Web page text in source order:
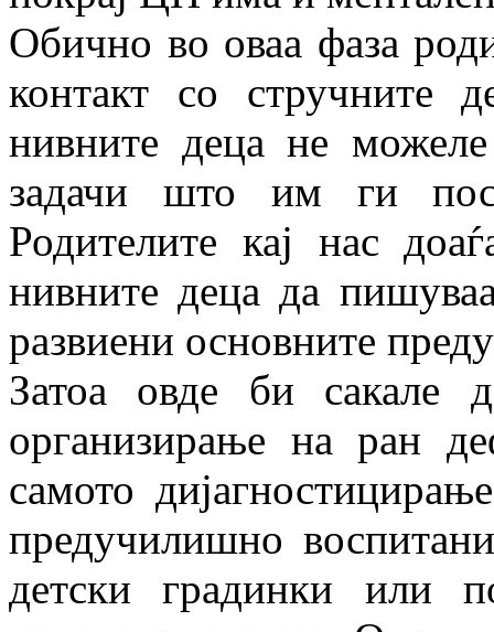
Обично во оваа фаза
контакт со стручните
нивните деца не
задачи што им ги
Родителите кај нас
нивните деца да
развиени основните
Затоа овде би сакале
организирање на ран
самото
предучилишно
детски градинки или